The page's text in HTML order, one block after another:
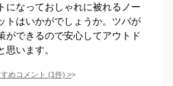
になっておしゃれに被れるノー
トはいかがでしょうか。ツバが
ができるので安心してアウトド
います。
めコメント (1件) >